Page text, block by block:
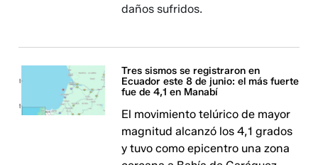
daños sufridos.
Tres sismos se registraron en
Ecuador este 8 de junio: el más fuerte
fue de 4,1 en Manabí
El movimiento telúrico de mayor
magnitud alcanzó los 4,1 grados
y tuvo como epicentro una zona